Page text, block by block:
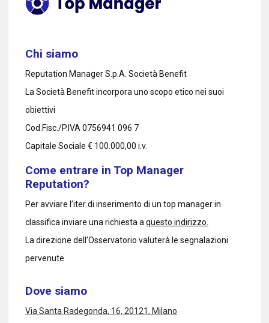
Chi siamo
Reputation Manager S.p.A. Società Benefit
La Società Benefit incorpora uno scopo etico nei suoi
obiettivi
Cod.Fisc./P.IVA 0756941 096 7
Capitale Sociale € 100.000,00 i.v.
Come entrare in Top Manager
Reputation?
Per avviare l’iter di inserimento di un top manager in
classifica inviare una richiesta a questo indirizzo.
La direzione dell’Osservatorio valuterà le segnalazioni
pervenute
Dove siamo
Via Santa Radegonda, 16, 20121, Milano